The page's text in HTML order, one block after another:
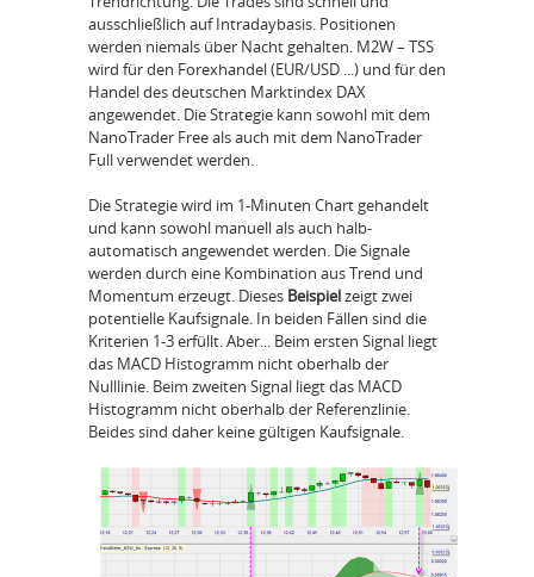
ausschließlich auf Intradaybasis. Positionen
werden niemals über Nacht gehalten. M2W – TSS
wird für den Forexhandel (EUR/USD ...) und für den
Handel des deutschen Marktindex DAX
angewendet. Die Strategie kann sowohl mit dem
NanoTrader Free als auch mit dem NanoTrader
Full verwendet werden.
Die Strategie wird im 1-Minuten Chart gehandelt
und kann sowohl manuell als auch halb-
automatisch angewendet werden. Die Signale
werden durch eine Kombination aus Trend und
Momentum erzeugt. Dieses Beispielzeigt zwei
potentielle Kaufsignale. In beiden Fällen sind die
Kriterien 1-3 erfüllt. Aber... Beim ersten Signal liegt
das MACD Histogramm nicht oberhalb der
Nulllinie. Beim zweiten Signal liegt das MACD
Histogramm nicht oberhalb der Referenzlinie.
Beides sind daher keine gültigen Kaufsignale.